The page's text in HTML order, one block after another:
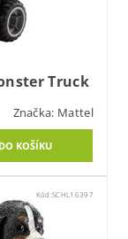
Truck
Značka: Mattel
Kód:SCHL16397